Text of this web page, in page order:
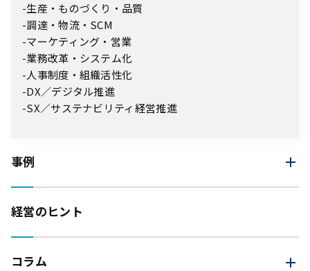
生産・ものづくり・品質
調達・物流・SCM
マーケティング・営業
業務改革・システム化
人事制度・組織活性化
DX／デジタル推進
SX／サステナビリティ経営推進
事例
経営のヒント
コラム